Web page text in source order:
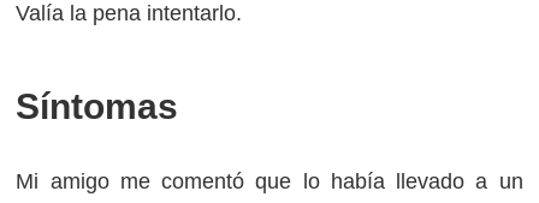
Valía la pena intentarlo.
Síntomas
Mi amigo me comentó que lo había llevado a un